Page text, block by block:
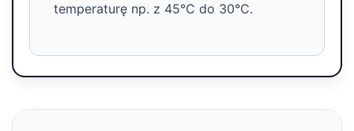
temperaturę np. z 45°C do 30°C.